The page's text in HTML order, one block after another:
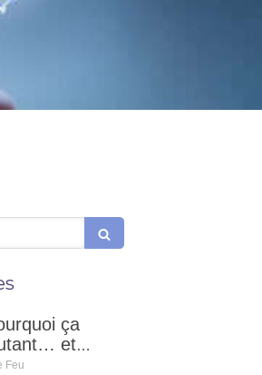
ça
et
coupeur
Feu